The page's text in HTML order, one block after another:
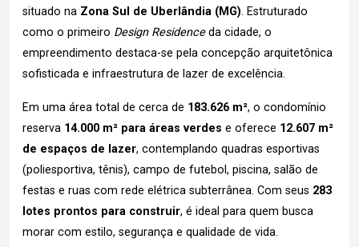
situado na Zona Sul de Uberlândia (MG). Estruturado
como o primeiro Design Residenceda cidade, o
empreendimento destaca-se pela concepção arquitetônica
sofisticada e infraestrutura de lazer de excelência.
Em uma área total de cerca de 183.626 m², o condomínio
reserva 14.000 m² para áreas verdes e oferece 12.607 m²
de espaços de lazer, contemplando quadras esportivas
(poliesportiva, tênis), campo de futebol, piscina, salão de
festas e ruas com rede elétrica subterrânea. Com seus 283
lotes prontos para construir, é ideal para quem busca
morar com estilo, segurança e qualidade de vida.